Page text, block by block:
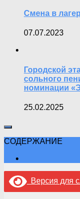
Смена в
07.07.2023
Городской
сольного
номинации
25.02.2025
СОДЕРЖАНИЕ
Версия для